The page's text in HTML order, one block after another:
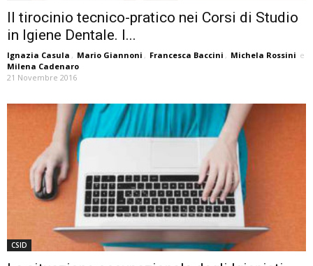
Il tirocinio tecnico-pratico nei Corsi di Studio
in Igiene Dentale. I...
Ignazia Casula , Mario Giannoni , Francesca Baccini , Michela Rossini e
Milena Cadenaro
21 Novembre 2016
CSID